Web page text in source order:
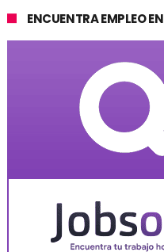
ENCUENTRA EMPLEO EN